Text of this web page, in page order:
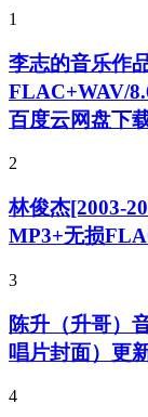
1
李志的音乐作
FLAC+WAV/
百度云网盘下
2
林俊杰[2003-
MP3+无损
3
陈升（升哥）
唱片封面）更
4